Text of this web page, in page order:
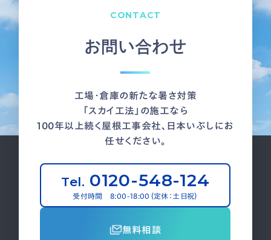
CONTACT
お問い合わせ
工場・倉庫の新たな暑さ対策
「スカイ工法」の施工なら
100年以上続く屋根工事会社、日本いぶしにお
任せください。
Tel. 0120-548-124
受付時間 8:00-18:00（定休：土日祝）
無料相談